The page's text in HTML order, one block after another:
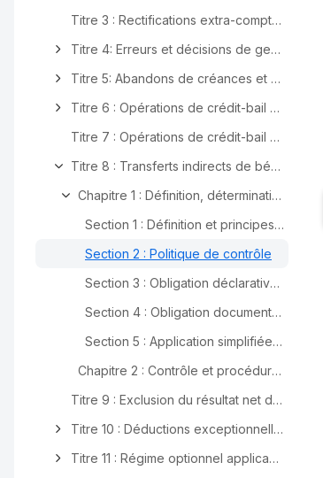
Titre 3 : Rectifications extra-comptables
Titre 4: Erreurs et décisions de gestion
Titre 5: Abandons de créances et subventions entre entreprises
Titre 6 : Opérations de crédit-bail mobilier et immobilier
Titre 7 : Opérations de crédit-bail sur fonds de commerce ou établissements artisanaux
Titre 8 : Transferts indirects de bénéfices à l'étranger entre entreprises dépendantes
Chapitre 1 : Définition, détermination, politique de contrôle et obligations déclarative et documentaire en matière de prix de transfert
Section 1 : Définition et principes de détermination des prix de transfert
Section 2 : Politique de contrôle
Section 3 : Obligation déclarative en matière de prix de transfert
Section 4 : Obligation documentaire permettant le contrôle des prix de transfert
Section 5 : Application simplifiée du principe de pleine concurrence pour certaines activités de commercialisation et de distribution (« Montant B »)
Chapitre 2 : Contrôle et procédure de remise en cause des prix de transfert
Titre 9 : Exclusion du résultat net des produits et des charges sans lien avec l'activité professionnelle - Suppression des effets fiscaux de la théorie du bilan
Titre 10 : Déductions exceptionnelles
Titre 11 : Régime optionnel applicable aux opérations portant sur les brevets et actifs incorporels assimilés